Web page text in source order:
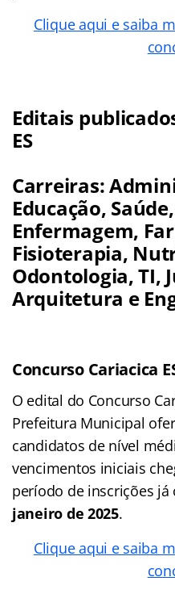
Clique aqui e saiba
Editais
ES
Carreiras:
Educação,
Enfermagem,
Fisioterapia,
Odontologia, TI,
Arquitetura e
Concurso Cariacica
O edital do Concurso
Prefeitura Municipal
candidatos de nível
vencimentos iniciais
período de inscrições já
janeiro de 2025.
Clique aqui e saiba